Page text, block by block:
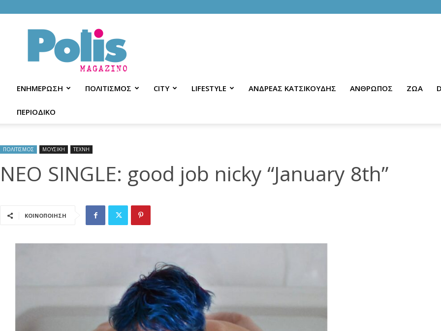
Polis
Magazino
ΕΝΗΜΕΡΩΣΗ ΠΟΛΙΤΙΣΜΟΣ CITY LIFESTYLE ΑΝΔΡΕΑΣ ΚΑΤΣΙΚΟΥΔΗΣ ΑΝΘΡΩΠΟΣ ΖΩΑ
ΠΕΡΙΟΔΙΚΟ
ΠΟΛΙΤΙΣΜΟΣ ΜΟΥΣΙΚΗ ΤΕΧΝΗ
ΝΕΟ SINGLE: good job nicky “January 8th”
ΚΟΙΝΟΠΟΙΗΣΗ